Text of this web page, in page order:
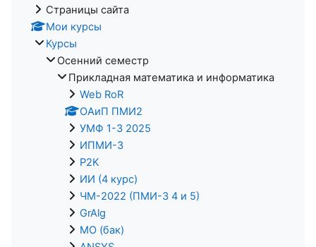
Страницы сайта
Мои курсы
Курсы
Осенний семестр
Прикладная математика и информатика
Web RoR
ОАиП ПМИ2
УМФ 1-3 2025
ИПМИ-3
P2K
ИИ (4 курс)
ЧМ-2022 (ПМИ-3 4 и 5)
GrAlg
МО (бак)